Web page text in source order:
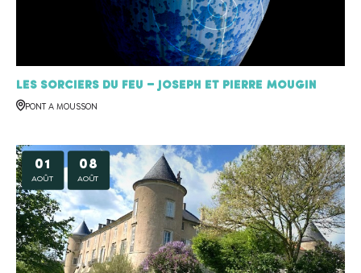
Les sorciers du feu – Joseph et Pierre MOUGIN
PONT A MOUSSON
01
AOÛT
08
AOÛT